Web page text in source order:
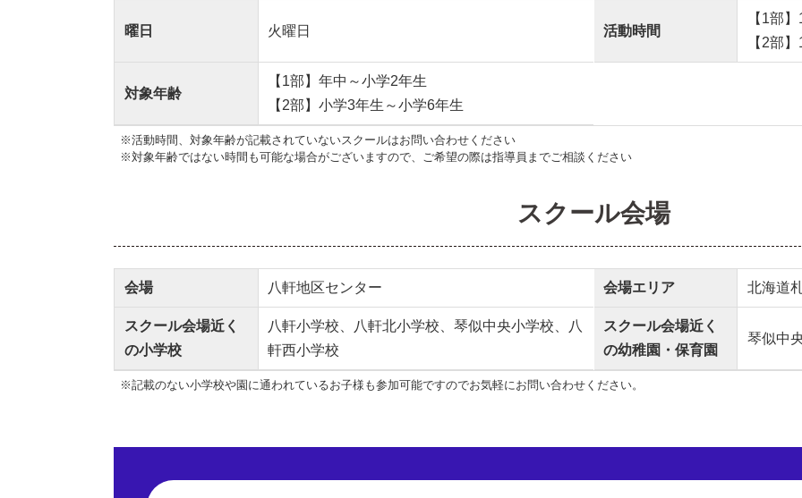
曜日 火曜日 活動時間
【1部
【2部
対象年齢
【1部】年中～小学2年生
【2部】小学3年生～小学6年生
※活動時間、対象年齢が記載されていないスクールはお問い合わせください
※対象年齢ではない時間も可能な場合がございますので、ご希望の際は指導員までご相談ください
スクール会場
会場 八軒地区センター 会場エリア 北海道
スクール会場近く
の小学校
八軒小学校、八軒北小学校、琴似中央小学校、八
軒西小学校
スクール会場近く
の幼稚園・保育園
琴似中
※記載のない小学校や園に通われているお子様も参加可能ですのでお気軽にお問い合わせください。